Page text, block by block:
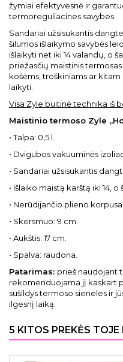
žymiai efektyvesnė ir
termoreguliacines savybes.
Sandariai užsisukantis
šilumos išlaikymo savybės
išlaikyti net iki 14 valandų, o
priežasčių maistinis
košėms, troškiniams ar
laikyti.
Visa Zyle buitinė technika iš
Maistinio termoso Zyle
• Talpa: 0,5 l.
• Dvigubos vakuuminės
• Sandariai užsisukantis
• Išlaiko maistą karštą iki 14, o
• Nerūdijančio plieno
• Skersmuo: 9 cm.
• Aukštis: 17 cm.
• Spalva: raudona.
Patarimas: prieš naudojant
rekomenduojama jį kaskart
sušildys termoso sieneles ir
ilgesnį laiką.
5 KITOS PREKĖS TOJE